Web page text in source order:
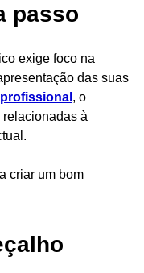
passo
exige foco na
das suas
, o
à
criar um bom